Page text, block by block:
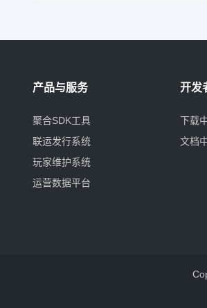
产品与服务
聚合SDK工具
联运发行系统
玩家维护系统
运营数据平台
开发
下载
文档